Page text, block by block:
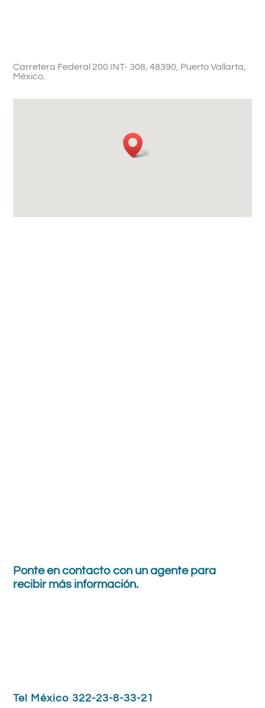
Carretera Federal 200 INT- 308, 48390, Puerto Vallarta,
México.
Ponte en contacto con un agente para
recibir más información.
Tel México 322-23-8-33-21